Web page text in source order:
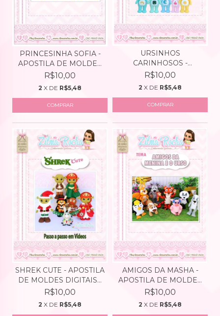
PRINCESINHA SOFIA -
APOSTILA DE MOLDES
D...
R$10,00
2 X DE R$5,48
URSINHOS
CARINHOSOS -
APOSTILA DE MOLDES...
R$10,00
2 X DE R$5,48
SHREK CUTE - APOSTILA
DE MOLDES DIGITAIS...
R$10,00
2 X DE R$5,48
AMIGOS DA MASHA -
APOSTILA DE MOLDES
DIG...
R$10,00
2 X DE R$5,48